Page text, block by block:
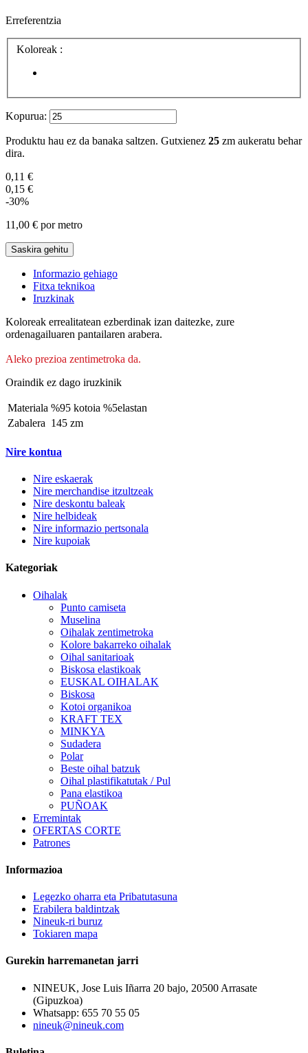
Erreferentzia
Koloreak :
Kopurua:
Produktu hau ez da banaka saltzen. Gutxienez 25 zm aukeratu behar
dira.
0,11 €
0,15 €
-30%
11,00 € por metro
Saskira gehitu
Informazio gehiago
Fitxa teknikoa
Iruzkinak
Koloreak errealitatean ezberdinak izan daitezke, zure
ordenagailuaren pantailaren arabera.
Aleko prezioa zentimetroka da.
Oraindik ez dago iruzkinik
Materiala %95 kotoia %5elastan
Zabalera 145 zm
Nire kontua
Nire eskaerak
Nire merchandise itzultzeak
Nire deskontu baleak
Nire helbideak
Nire informazio pertsonala
Nire kupoiak
Kategoriak
Oihalak
Punto camiseta
Muselina
Oihalak zentimetroka
Kolore bakarreko oihalak
Oihal sanitarioak
Biskosa elastikoak
EUSKAL OIHALAK
Biskosa
Kotoi organikoa
KRAFT TEX
MINKYA
Sudadera
Polar
Beste oihal batzuk
Oihal plastifikatutak / Pul
Pana elastikoa
PUÑOAK
Erremintak
OFERTAS CORTE
Patrones
Informazioa
Legezko oharra eta Pribatutasuna
Erabilera baldintzak
Nineuk-ri buruz
Tokiaren mapa
Gurekin harremanetan jarri
NINEUK, Jose Luis Iñarra 20 bajo, 20500 Arrasate
(Gipuzkoa)
Whatsapp: 655 70 55 05
nineuk@nineuk.com